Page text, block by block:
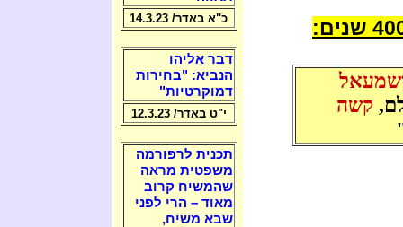
קשה
כ"א באדר/ 14.3.23
דבר אליהו
הנביא: "בחירות
דמוקרטיות"
י"ט באדר/ 12.3.23
תכנית לרפורמה
משפטית מראה
שהמשיח קרוב
מאוד – הרי לפני
שבא משיח,